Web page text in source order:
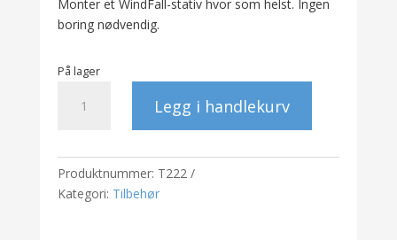
Monter et WindFall-stativ hvor som helst. Ingen
boring nødvendig.
På lager
antall
Legg i handlekurv
Produktnummer: T222
Kategori: Tilbehør